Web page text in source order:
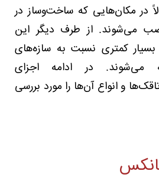
همین
آسان
است.
در مکان‌هایی که ساخت‌وساز در
می‌شوند. از طرف دیگر این
بسیار کمتری نسبت به سازه‌های
می‌شوند. در ادامه اجزای
و انواع آن‌ها را مورد بررسی